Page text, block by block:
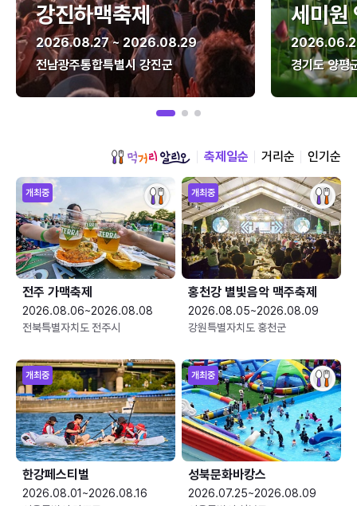
강진하맥축제
2026.08.27 ~ 2026.08.29
전남광주통합특별시 강진군
세미원
경기도 양평
축제일순 거리순 인기순
개최중
전주 가맥축제
2026.08.06~2026.08.08
전북특별자치도 전주시
개최중
홍천강 별빛음악 맥주축제
2026.08.05~2026.08.09
강원특별자치도 홍천군
개최중
한강페스티벌
2026.08.01~2026.08.16
개최중
성북문화바캉스
2026.07.25~2026.08.09